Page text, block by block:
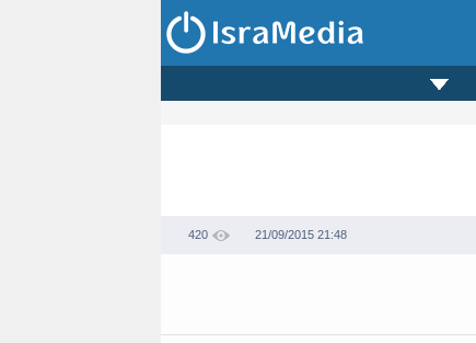
21/09/2015 21:48
420